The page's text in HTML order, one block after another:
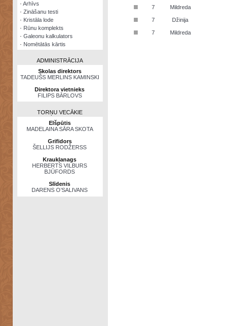
·Arhīvs
·Zināšanu testi
· Kristāla lode
· Rūnu komplekts
·Galeonu kalkulators
· Nomētātās kārtis
ADMINISTRĀCIJA
Skolas direktors
TADEUŠS MERLINS KAMINSKI
Direktora vietnieks
FILIPS BĀRLOVS
TORŅU VECĀKIE
Elšpūtis
MADELAINA SĀRA SKOTA
Grifidors
ŠELLIJS RODŽERSS
Kraukļanags
HERBERTS VILBURS
BJŪFORDS
Slīdenis
DARENS O’SALIVANS
■ 7 Mildreda
■ 7 Džinija
■ 7 Mildreda